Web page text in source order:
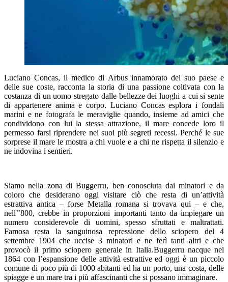
Luciano Concas, il medico di Arbus innamorato del suo paese e
delle sue coste, racconta la storia di una passione coltivata con la
costanza di un uomo stregato dalle bellezze dei luoghi a cui si sente
di appartenere anima e corpo. Luciano Concas esplora i fondali
marini e ne fotografa le meraviglie quando, insieme ad amici che
condividono con lui la stessa attrazione, il mare concede loro il
permesso farsi riprendere nei suoi più segreti recessi. Perché le sue
sorprese il mare le mostra a chi vuole e a chi ne rispetta il silenzio e
ne indovina i sentieri.
Siamo nella zona di Buggerru, ben conosciuta dai minatori e da
coloro che desiderano oggi visitare ciò che resta di un’attività
estrattiva antica – forse Metalla romana si trovava qui – e che,
nell’’800, crebbe in proporzioni importanti tanto da impiegare un
numero considerevole di uomini, spesso sfruttati e maltrattati.
Famosa resta la sanguinosa repressione dello sciopero del 4
settembre 1904 che uccise 3 minatori e ne ferì tanti altri e che
provocò il primo sciopero generale in Italia.Buggerru nacque nel
1864 con l’espansione delle attività estrattive ed oggi è un piccolo
comune di poco più di 1000 abitanti ed ha un porto, una costa, delle
spiagge e un mare tra i più affascinanti che si possano immaginare.